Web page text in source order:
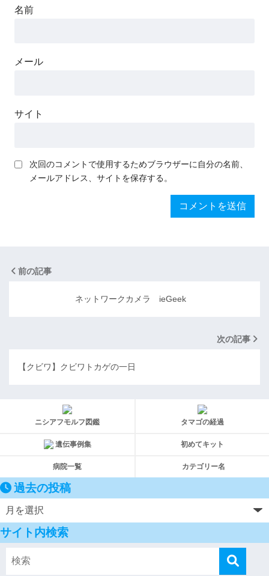
名前
メール
サイト
次回のコメントで使用するためブラウザーに自分の名前、
メールアドレス、サイトを保存する。
前の記事
ネットワークカメラ ieGeek
次の記事
【クビワ】クビワトカゲの一日
ニシアフモルフ図鑑 タマゴの経過
遺伝事例集 初めてキット
病院一覧 カテゴリー名
過去の投稿
サイト内検索